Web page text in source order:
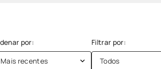
Mais recentes Todos